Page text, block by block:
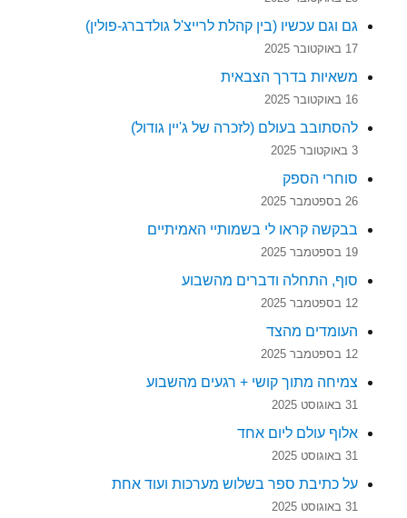
גם וגם עכשיו (בין קהלת לרייצ'ל גולדברג-פולין)
17 באוקטובר 2025
משאיות בדרך הצבאית
16 באוקטובר 2025
להסתובב בעולם (לזכרה של ג'יין גודול)
3 באוקטובר 2025
סוחרי הספק
26 בספטמבר 2025
בבקשה קראו לי בשמותיי האמיתיים
19 בספטמבר 2025
סוף, התחלה ודברים מהשבוע
12 בספטמבר 2025
העומדים מהצד
12 בספטמבר 2025
צמיחה מתוך קושי + רגעים מהשבוע
31 באוגוסט 2025
אלוף עולם ליום אחד
31 באוגוסט 2025
על כתיבת ספר בשלוש מערכות ועוד אחת
31 באוגוסט 2025